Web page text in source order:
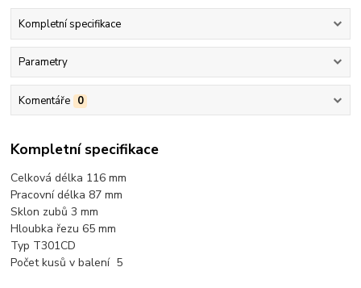
Kompletní specifikace
Parametry
Komentáře 0
Kompletní specifikace
Celková délka 116 mm
Pracovní délka 87 mm
Sklon zubů 3 mm
Hloubka řezu 65 mm
Typ T301CD
Počet kusů v balení 5